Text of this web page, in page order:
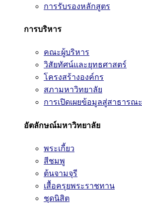
การรับรองหลักสูตร
การบริหาร
คณะผู้บริหาร
วิสัยทัศน์และยุทธศาสตร์
โครงสร้างองค์กร
สภามหาวิทยาลัย
การเปิดเผยข้อมูลสู่สาธารณะ
อัตลักษณ์มหาวิทยาลัย
พระเกี้ยว
สีชมพู
ต้นจามจุรี
เสื้อครุยพระราชทาน
ชุดนิสิต